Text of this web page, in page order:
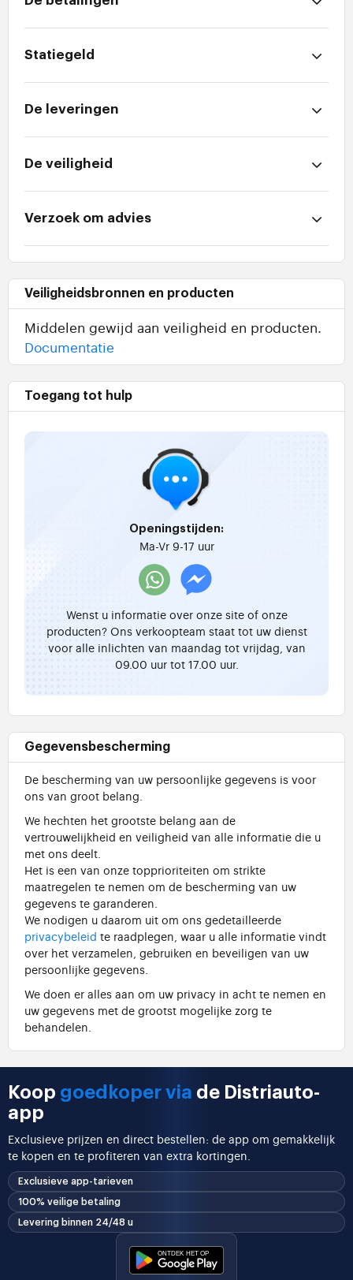
Statiegeld
De leveringen
De veiligheid
Verzoek om advies
Veiligheidsbronnen en producten
Middelen gewijd aan veiligheid en producten.
Documentatie
Toegang tot hulp
Openingstijden:
Ma-Vr 9-17 uur
Wenst u informatie over onze site of onze
producten? Ons verkoopteam staat tot uw dienst
voor alle inlichten van maandag tot vrijdag, van
09.00 uur tot 17.00 uur.
Gegevensbescherming
De bescherming van uw persoonlijke gegevens is voor
ons van groot belang.
We hechten het grootste belang aan de
vertrouwelijkheid en veiligheid van alle informatie die u
met ons deelt.
Het is een van onze topprioriteiten om strikte
maatregelen te nemen om de bescherming van uw
gegevens te garanderen.
We nodigen u daarom uit om ons gedetailleerde
privacybeleid te raadplegen, waar u alle informatie vindt
over het verzamelen, gebruiken en beveiligen van uw
persoonlijke gegevens.
We doen er alles aan om uw privacy in acht te nemen en
uw gegevens met de grootst mogelijke zorg te
behandelen.
Koop goedkoper via de Distriauto-
app
Exclusieve prijzen en direct bestellen: de app om gemakkelijk
te kopen en te profiteren van extra kortingen.
Exclusieve app-tarieven
100% veilige betaling
Levering binnen 24/48 u